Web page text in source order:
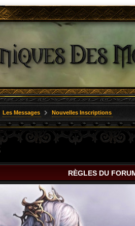
Les Messages Nouvelles Inscriptions
RÈGLES DU